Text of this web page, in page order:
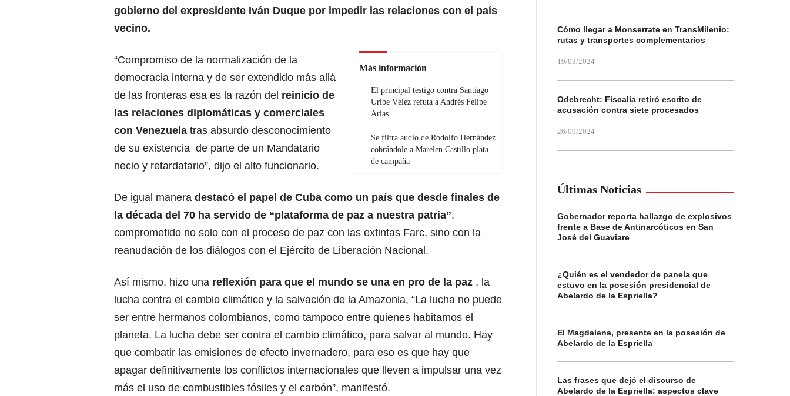
gobierno del expresidente Iván Duque por impedir las relaciones con el país
vecino.
Más información
El principal testigo contra Santiago
Uribe Vélez refuta a Andrés Felipe
Arias
Se filtra audio de Rodolfo Hernández
cobrándole a Marelen Castillo plata
de campaña
“Compromiso de la normalización de la
democracia interna y de ser extendido más allá
de las fronteras esa es la razón del reinicio de
las relaciones diplomáticas y comerciales
con Venezuela tras absurdo desconocimiento
de su existencia de parte de un Mandatario
necio y retardatario”, dijo el alto funcionario.
De igual manera destacó el papel de Cuba como un país que desde finales de
la década del 70 ha servido de “plataforma de paz a nuestra patria”,
comprometido no solo con el proceso de paz con las extintas Farc, sino con la
reanudación de los diálogos con el Ejército de Liberación Nacional.
Así mismo, hizo una reflexión para que el mundo se una en pro de la paz , la
lucha contra el cambio climático y la salvación de la Amazonia, “La lucha no puede
ser entre hermanos colombianos, como tampoco entre quienes habitamos el
planeta. La lucha debe ser contra el cambio climático, para salvar al mundo. Hay
que combatir las emisiones de efecto invernadero, para eso es que hay que
apagar definitivamente los conflictos internacionales que lleven a impulsar una vez
más el uso de combustibles fósiles y el carbón”, manifestó.
Cómo llegar a Monserrate en TransMilenio:
rutas y transportes complementarios
19/03/2024
Odebrecht: Fiscalía retiró escrito de
acusación contra siete procesados
26/09/2024
Últimas Noticias
Gobernador reporta hallazgo de explosivos
frente a Base de Antinarcóticos en San
José del Guaviare
¿Quién es el vendedor de panela que
estuvo en la posesión presidencial de
Abelardo de la Espriella?
El Magdalena, presente en la posesión de
Abelardo de la Espriella
Las frases que dejó el discurso de
Abelardo de la Espriella: aspectos clave